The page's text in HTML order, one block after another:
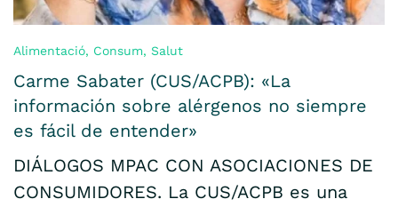
Alimentació, Consum, Salut
Carme Sabater (CUS/ACPB): «La
información sobre alérgenos no siempre
es fácil de entender»
DIÁLOGOS MPAC CON ASOCIACIONES DE
CONSUMIDORES. La CUS/ACPB es una